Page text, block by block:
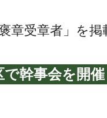
章受章者」を
幹事会を開催